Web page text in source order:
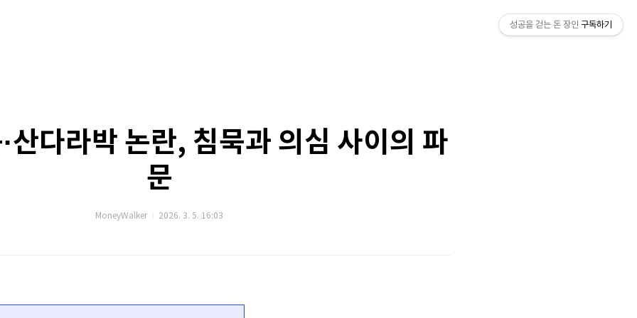
산다라박 논란, 침묵과 의심 사이의 파
문
MoneyWalker 2026. 3. 5. 16:03
성공을 걷는 돈 장인 구독하기